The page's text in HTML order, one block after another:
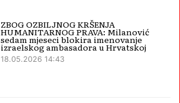
ZBOG OZBILJNOG KRŠENJA
HUMANITARNOG PRAVA: Milanović
sedam mjeseci blokira imenovanje
izraelskog ambasadora u Hrvatskoj
18.05.2026 14:43